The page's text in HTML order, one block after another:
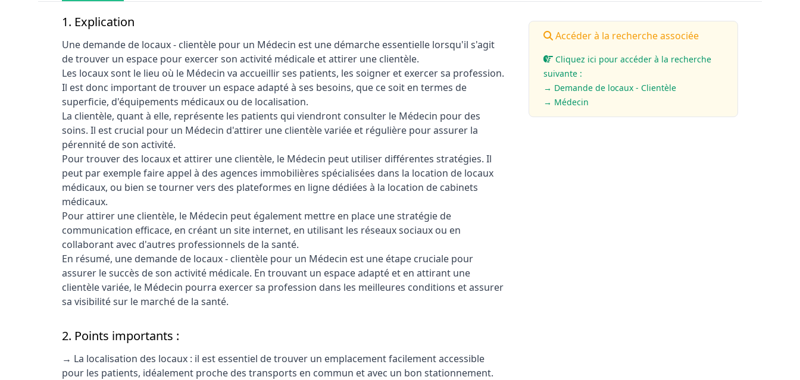
1. Explication
Une demande de locaux - clientèle pour un Médecin est une démarche essentielle lorsqu'il s'agit
de trouver un espace pour exercer son activité médicale et attirer une clientèle.
Les locaux sont le lieu où le Médecin va accueillir ses patients, les soigner et exercer sa profession.
Il est donc important de trouver un espace adapté à ses besoins, que ce soit en termes de
superficie, d'équipements médicaux ou de localisation.
La clientèle, quant à elle, représente les patients qui viendront consulter le Médecin pour des
soins. Il est crucial pour un Médecin d'attirer une clientèle variée et régulière pour assurer la
pérennité de son activité.
Pour trouver des locaux et attirer une clientèle, le Médecin peut utiliser différentes stratégies. Il
peut par exemple faire appel à des agences immobilières spécialisées dans la location de locaux
médicaux, ou bien se tourner vers des plateformes en ligne dédiées à la location de cabinets
médicaux.
Pour attirer une clientèle, le Médecin peut également mettre en place une stratégie de
communication efficace, en créant un site internet, en utilisant les réseaux sociaux ou en
collaborant avec d'autres professionnels de la santé.
En résumé, une demande de locaux - clientèle pour un Médecin est une étape cruciale pour
assurer le succès de son activité médicale. En trouvant un espace adapté et en attirant une
clientèle variée, le Médecin pourra exercer sa profession dans les meilleures conditions et assurer
sa visibilité sur le marché de la santé.
2. Points importants :
→ La localisation des locaux : il est essentiel de trouver un emplacement facilement accessible
pour les patients, idéalement proche des transports en commun et avec un bon stationnement.
Accéder à la recherche associée
Cliquez ici pour accéder à la recherche
suivante :
→ Demande de locaux - Clientèle
→ Médecin